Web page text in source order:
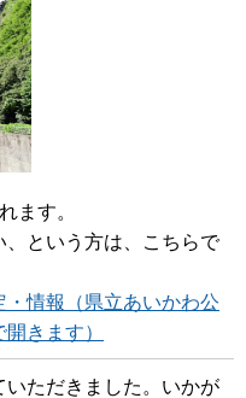
ます。
という方は、こちらで
情報（県立あいかわ公
きます）
ただきました。いかが